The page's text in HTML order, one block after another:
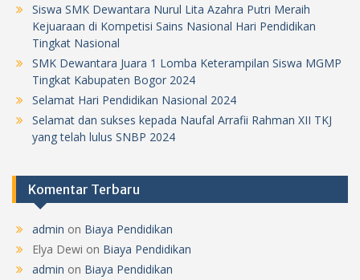
Siswa SMK Dewantara Nurul Lita Azahra Putri Meraih
Kejuaraan di Kompetisi Sains Nasional Hari Pendidikan
Tingkat Nasional
SMK Dewantara Juara 1 Lomba Keterampilan Siswa MGMP
Tingkat Kabupaten Bogor 2024
Selamat Hari Pendidikan Nasional 2024
Selamat dan sukses kepada Naufal Arrafii Rahman XII TKJ
yang telah lulus SNBP 2024
Komentar Terbaru
admin on Biaya Pendidikan
Elya Dewi on Biaya Pendidikan
admin on Biaya Pendidikan